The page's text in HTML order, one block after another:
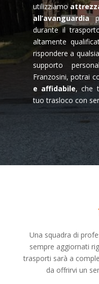
utilizziamo
all’avanguardia
durante il
altamente
rispondere a
supporto
Franzosini, potrai
e affidabile, che
tuo trasloco con
Una squadra di
sempre aggiornati
trasporti sarà a
da offrirvi un